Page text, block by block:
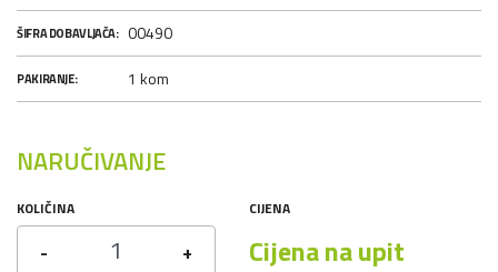
ŠIFRA DOBAVLJAČA: 00490
PAKIRANJE: 1 kom
NARUČIVANJE
KOLIČINA
- +
CIJENA
Cijena na upit